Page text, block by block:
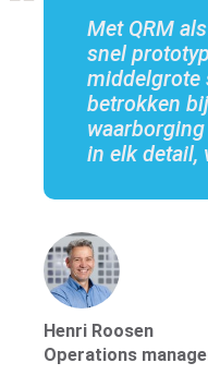
Met QRM
snel
middelgrote
betrokken
in elk detail,
Henri Roosen
Operations